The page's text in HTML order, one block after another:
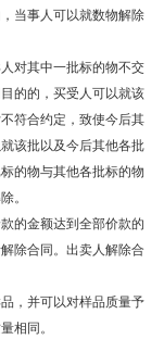
当事人可以就数物解除
对其中一批标的物不交
的的，买受人可以就该
符合约定，致使今后其
该批以及今后其他各批
的物与其他各批标的物
。
的金额达到全部价款的
除合同。出卖人解除合
，并可以对样品质量予
相同。